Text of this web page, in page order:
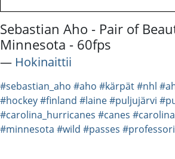
Sebastian Aho - Pair of
Minnesota - 60fps
― Hokinaittii
#sebastian_aho #aho #kärpät#nhl
#hockey#finland #laine#puljujärvi
#carolina_hurricanes #canes #carolina
#minnesota #wild #passes #professori